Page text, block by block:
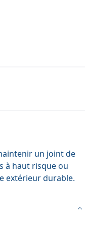
un joint de
à haut risque ou
extérieur durable.